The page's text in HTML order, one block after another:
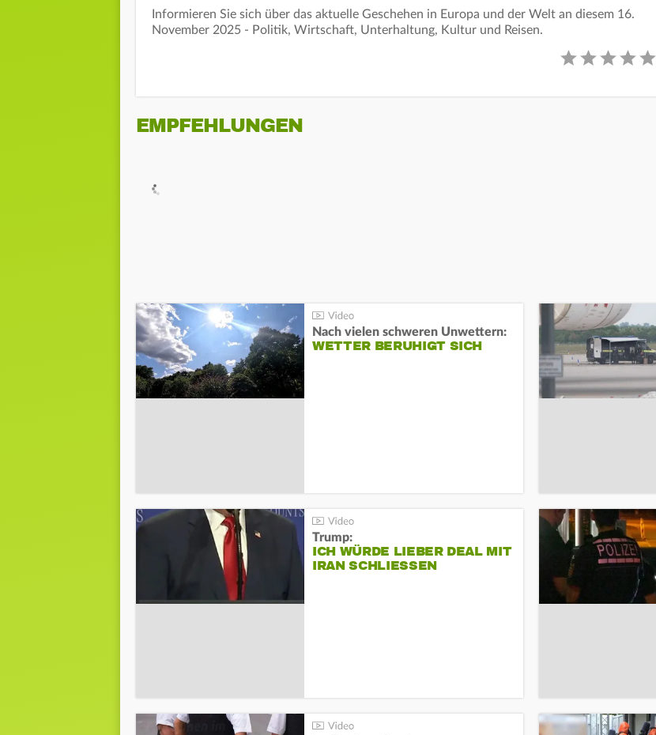
Informieren Sie sich über das aktuelle Geschehen in Europa und der Welt an diesem 16.
November 2025 - Politik, Wirtschaft, Unterhaltung, Kultur und Reisen.
EMPFEHLUNGEN
Nach vielen schweren Unwettern:
WETTER BERUHIGT SICH
Trump:
ICH WÜRDE LIEBER DEAL MIT
IRAN SCHLIESSEN